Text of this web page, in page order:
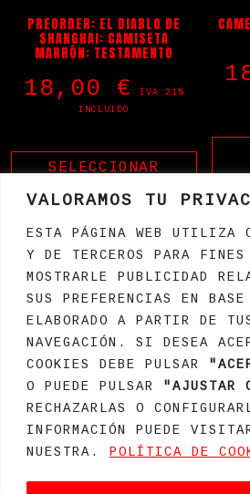
VALORAMOS TU
ESTA PÁGINA WEB UTILIZA
Y DE TERCEROS PARA
MOSTRARLE PUBLICIDAD
SUS PREFERENCIAS EN
ELABORADO A PARTIR DE
NAVEGACIÓN. SI DESEA
COOKIES DEBE PULSAR
O PUEDE PULSAR "AJUSTAR
RECHAZARLAS O
INFORMACIÓN PUEDE
NUESTRA.
POLÍTICA DE
PREORDER: EL DIABLO DE
SHANGHAI: CAMISETA
MARRÓN: TESTAMENTO
18,00 €
IVA 21%
INCLUIDO
SELECCIONAR